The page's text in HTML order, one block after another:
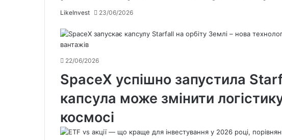
LikeInvest 23/06/2026
22/06/2026
SpaceX успішно запустила
капсула може змінити
космосі